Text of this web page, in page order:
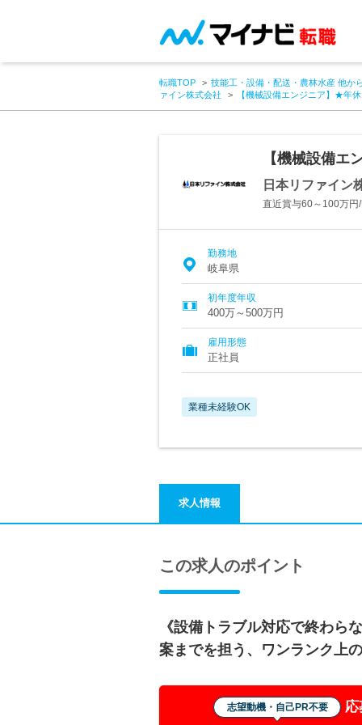
転職TOP
技能工・設備・配送・農林水産 他か
ァイン株式会社
【機械設備エンジニア】★年
【機械設備
日本リファイン
直近賞与60～100万円
勤務地
岐阜県
初年度年収
400万～500万円
雇用形態
正社員
業種未経験OK
求人情報
この求人のポイント
《設備トラブル対応で終わら
案までを担う、ワンランク上
志望動機・自己PR不要